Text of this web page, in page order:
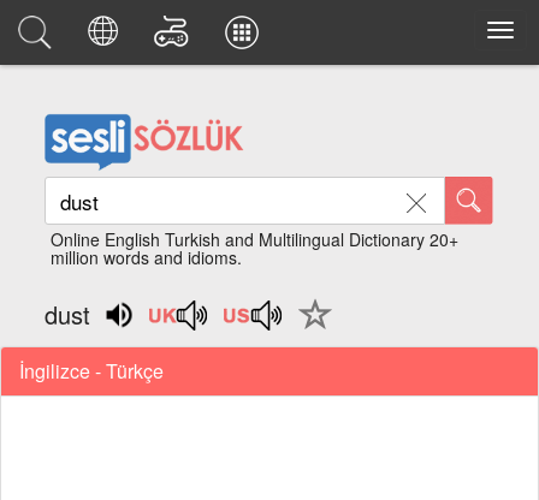
Online English Turkish and Multilingual Dictionary 20+
million words and idioms.
dust
İngilizce - Türkçe